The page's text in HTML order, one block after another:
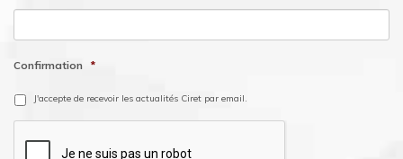
Confirmation *
J'accepte de recevoir les actualités Ciret par email.